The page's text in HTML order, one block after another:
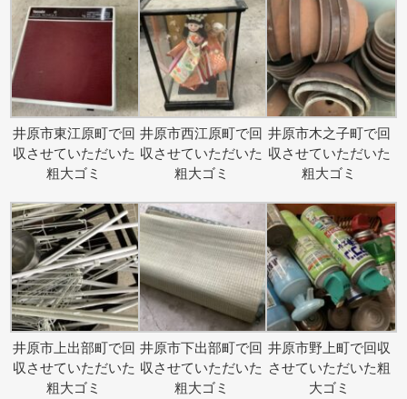
井原市東江原町で回
収させていただいた
粗大ゴミ
井原市西江原町で回
収させていただいた
粗大ゴミ
井原市木之子町で回
収させていただいた
粗大ゴミ
井原市上出部町で回
収させていただいた
粗大ゴミ
井原市下出部町で回
収させていただいた
粗大ゴミ
井原市野上町で回収
させていただいた粗
大ゴミ